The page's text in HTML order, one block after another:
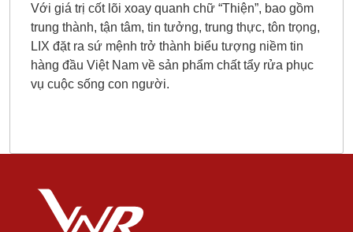
Với giá trị cốt lõi xoay quanh chữ “Thiện”, bao gồm
trung thành, tận tâm, tin tưởng, trung thực, tôn trọng,
LIX đặt ra sứ mệnh trở thành biểu tượng niềm tin
hàng đầu Việt Nam về sản phẩm chất tẩy rửa phục
vụ cuộc sống con người.